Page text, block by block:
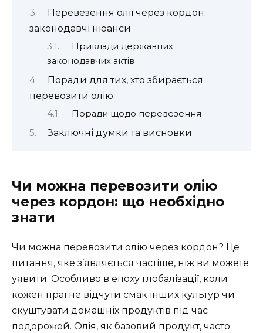
Перевезення олії через кордон:
законодавчі нюанси
Приклади державних
законодавчих актів
Поради для тих, хто збирається
перевозити олію
Поради щодо перевезення
Заключні думки та висновки
Чи можна перевозити олію
через кордон: що необхідно
знати
Чи можна перевозити олію через кордон? Це
питання, яке з’являється частіше, ніж ви можете
уявити. Особливо в епоху глобалізації, коли
кожен прагне відчути смак інших культур чи
скуштувати домашніх продуктів під час
подорожей. Олія, як базовий продукт, часто